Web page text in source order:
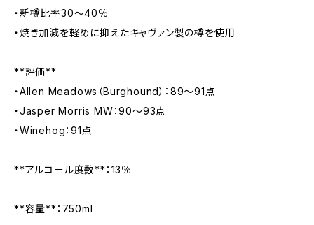
・新樽比率30〜40％
・焼き加減を軽めに抑えたキャヴァン製の樽を使用
**評価**
・Allen Meadows（Burghound）：89〜91点
・Jasper Morris MW：90〜93点
・Winehog：91点
**アルコール度数**：13％
**容量**：750ml